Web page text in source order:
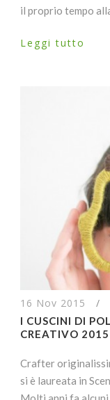
il proprio tempo
Leggi tutto
16 Nov 2015 /
I CUSCINI DI
CREATIVO 2015
Crafter
si è laureata in